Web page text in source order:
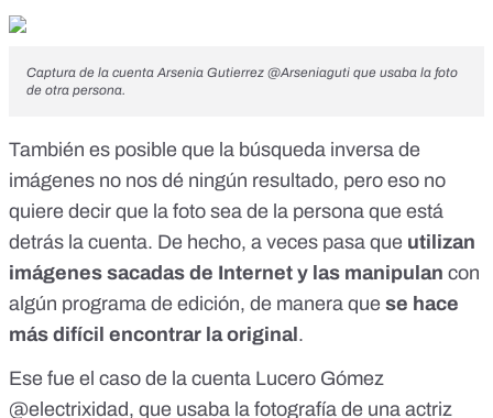
Captura de la cuenta Arsenia Gutierrez @Arseniaguti que usaba la foto
de otra persona.
También es posible que la búsqueda inversa de
imágenes no nos dé ningún resultado, pero eso no
quiere decir que la foto sea de la persona que está
detrás la cuenta. De hecho, a veces pasa que utilizan
imágenes sacadas de Internet y las manipulan con
algún programa de edición, de manera que se hace
más difícil encontrar la original .
Ese fue el caso de la cuenta Lucero Gómez
@electrixidad, que usaba la fotografía de una actriz